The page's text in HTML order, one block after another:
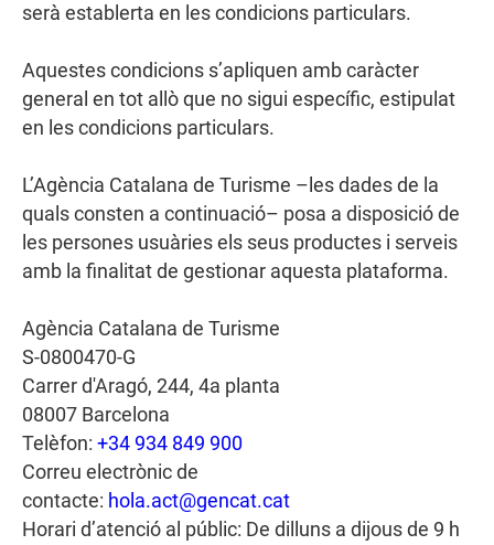
serà establerta en les condicions particulars.
Aquestes condicions s’apliquen amb caràcter
general en tot allò que no sigui específic, estipulat
en les condicions particulars.
L’Agència Catalana de Turisme –les dades de la
quals consten a continuació– posa a disposició de
les persones usuàries els seus productes i serveis
amb la finalitat de gestionar aquesta plataforma.
Agència Catalana de Turisme
S-0800470-G
Carrer d'Aragó, 244, 4a planta
08007 Barcelona
Telèfon: +34 934 849 900
Correu electrònic de
contacte: hola.act@gencat.cat
Horari d’atenció al públic: De dilluns a dijous de 9 h